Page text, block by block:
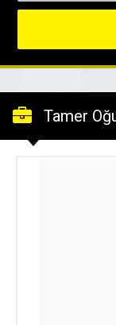
Tamer